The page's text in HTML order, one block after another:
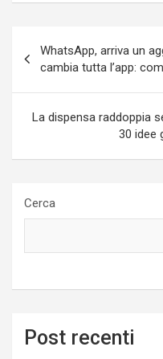
articoli
WhatsApp, arriva un
cambia tutta l’app:
La dispensa raddoppia
30 idee
Cerca
Post recenti